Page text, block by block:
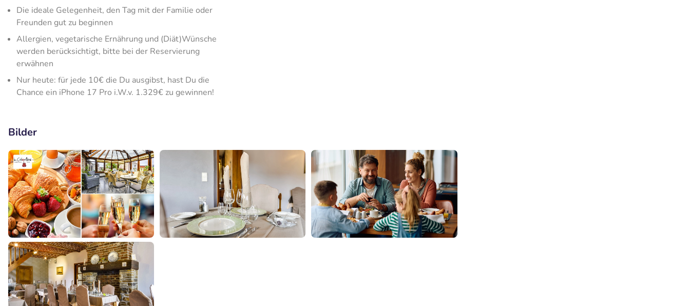
Die ideale Gelegenheit, den Tag mit der Familie oder
Freunden gut zu beginnen
Allergien, vegetarische Ernährung und (Diät)Wünsche
werden berücksichtigt, bitte bei der Reservierung
erwähnen
Nur heute: für jede 10€ die Du ausgibst, hast Du die
Chance ein iPhone 17 Pro i.W.v. 1.329€ zu gewinnen!
Bilder